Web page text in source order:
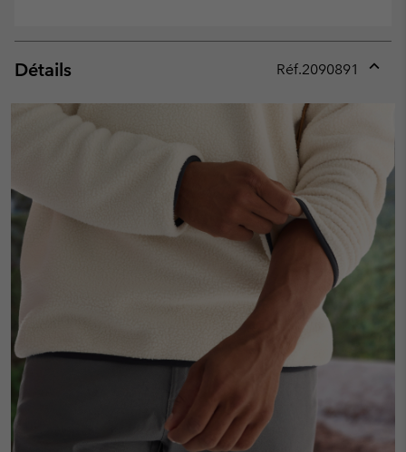
Détails Réf.2090891